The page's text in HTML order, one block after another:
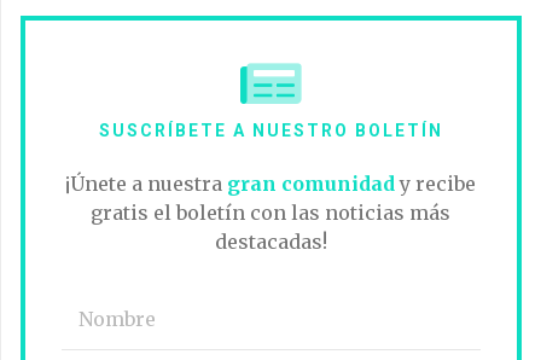
SUSCRÍBETE A NUESTRO BOLETÍN
¡Únete a nuestra gran comunidad y recibe
gratis el boletín con las noticias más
destacadas!